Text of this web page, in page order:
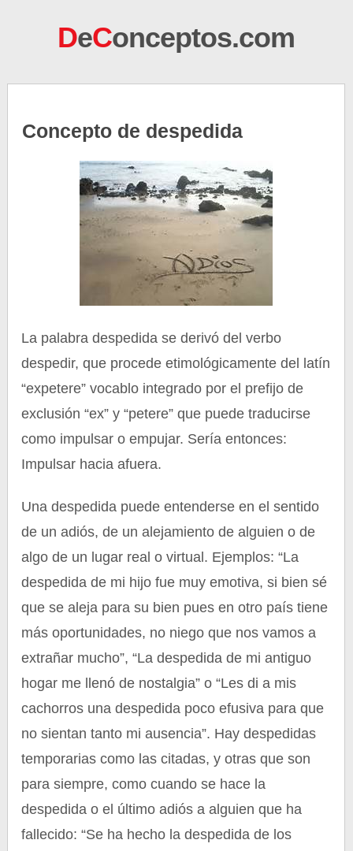
DeConceptos.com
Concepto de despedida
La palabra despedida se derivó del verbo
despedir, que procede etimológicamente del latín
“expetere” vocablo integrado por el prefijo de
exclusión “ex” y “petere” que puede traducirse
como impulsar o empujar. Sería entonces:
Impulsar hacia afuera.
Una despedida puede entenderse en el sentido
de un adiós, de un alejamiento de alguien o de
algo de un lugar real o virtual. Ejemplos: “La
despedida de mi hijo fue muy emotiva, si bien sé
que se aleja para su bien pues en otro país tiene
más oportunidades, no niego que nos vamos a
extrañar mucho”, “La despedida de mi antiguo
hogar me llenó de nostalgia” o “Les di a mis
cachorros una despedida poco efusiva para que
no sientan tanto mi ausencia”. Hay despedidas
temporarias como las citadas, y otras que son
para siempre, como cuando se hace la
despedida o el último adiós a alguien que ha
fallecido: “Se ha hecho la despedida de los